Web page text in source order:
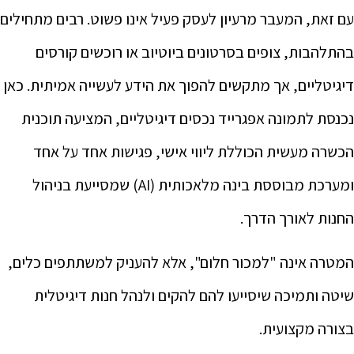
עם זאת, המעבר מרעיון לעסק פעיל אינו פשוט. רבים מתחילים
בהתלהבות, צופים בסרטונים ביוטיוב או רוכשים קורסים
דיגיטליים, אך מתקשים להפוך את הידע לעשייה אמיתית. כאן
נכנסת לתמונה אפגרייד נכסים דיגיטליים, המציעה תוכנית
הכשרה מעשית הכוללת ליווי אישי, פגישות אחד על אחד
ומערכת מבוססת בינה מלאכותית (AI) שמסייעת בניהול
החנות לאורך הדרך.
המטרה אינה "למכור חלום", אלא להעניק למשתתפים כלים,
שיטה ותמיכה שיסייעו להם להקים ולנהל חנות דיגיטלית
בצורה מקצועית.